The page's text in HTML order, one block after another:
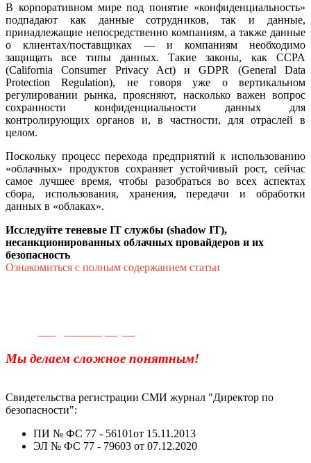
В корпоративном мире под понятие «конфиденциальность»
подпадают как данные сотрудников, так и данные,
принадлежащие непосредственно компаниям, а также данные
о клиентах/поставщиках — и компаниям необходимо
защищать все типы данных. Такие законы, как CCPA
(California Consumer Privacy Act) и GDPR (General Data
Protection Regulation), не говоря уже о вертикальном
регулировании рынка, проясняют, насколько важен вопрос
сохранности конфиденциальности данных для
контролирующих органов и, в частности, для отраслей в
целом.
Поскольку процесс перехода предприятий к использованию
«облачных» продуктов сохраняет устойчивый рост, сейчас
самое лучшее время, чтобы разобраться во всех аспектах
сбора, использования, хранения, передачи и обработки
данных в «облаках».
Исследуйте теневые IT службы (shadow IT),
несанкционированных облачных провайдеров и их
безопасность
Ознакомиться с полным содержанием статьи
Мы делаем сложное понятным!
Свидетельства регистрации СМИ журнал "Директор по
безопасности":
ПИ № ФС 77 - 56101от 15.11.2013
ЭЛ № ФС 77 - 79603 от 07.12.2020